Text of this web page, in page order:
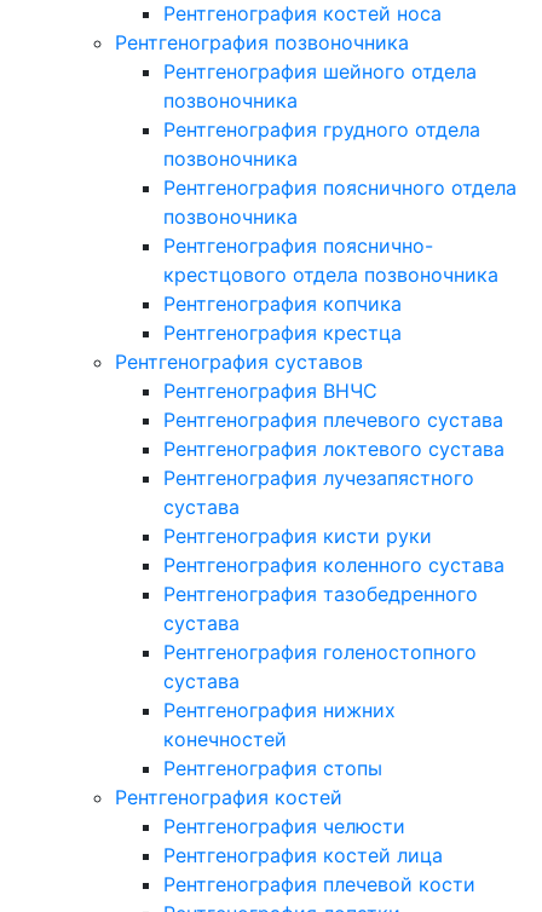
Рентгенография костей носа
Рентгенография позвоночника
Рентгенография шейного отдела
позвоночника
Рентгенография грудного отдела
позвоночника
Рентгенография поясничного отдела
позвоночника
Рентгенография пояснично-
крестцового отдела позвоночника
Рентгенография копчика
Рентгенография крестца
Рентгенография суставов
Рентгенография ВНЧС
Рентгенография плечевого сустава
Рентгенография локтевого сустава
Рентгенография лучезапястного
сустава
Рентгенография кисти руки
Рентгенография коленного сустава
Рентгенография тазобедренного
сустава
Рентгенография голеностопного
сустава
Рентгенография нижних
конечностей
Рентгенография стопы
Рентгенография костей
Рентгенография челюсти
Рентгенография костей лица
Рентгенография плечевой кости